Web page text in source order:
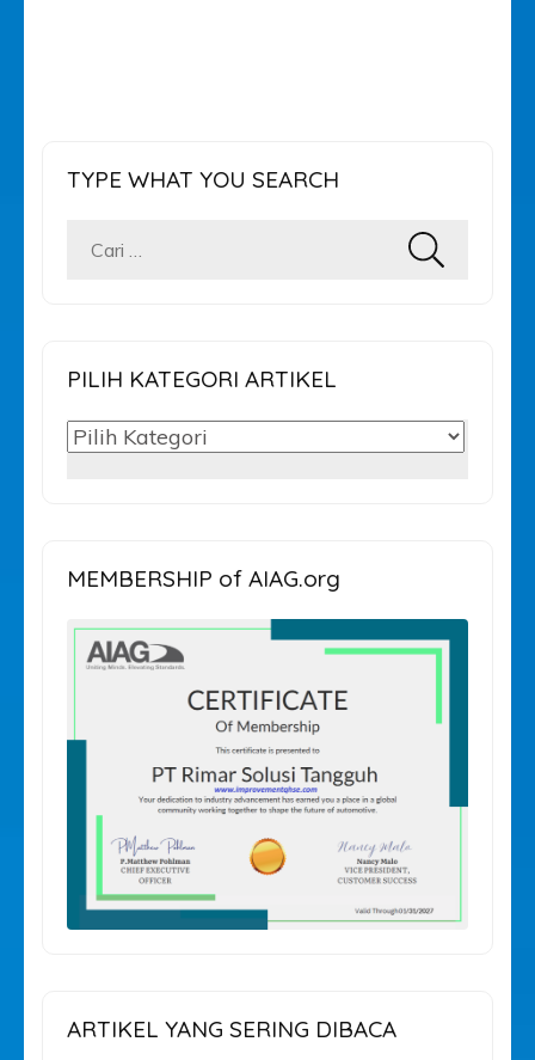
TYPE WHAT YOU SEARCH
Cari
PILIH KATEGORI ARTIKEL
PILIH
MEMBERSHIP of AIAG.org
ARTIKEL YANG SERING DIBACA